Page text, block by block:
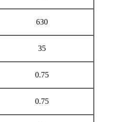
630
35
0.75
0.75